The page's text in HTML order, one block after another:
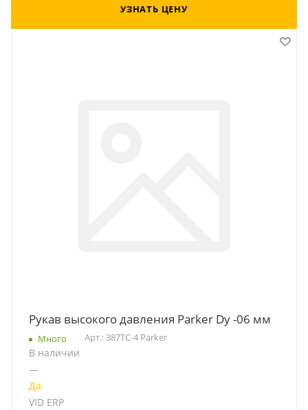
УЗНАТЬ ЦЕНУ
Рукав высокого давления Parker Dу -06 мм
Много Арт.: 387TC-4 Parker
В наличии
—
Да
VID ERP